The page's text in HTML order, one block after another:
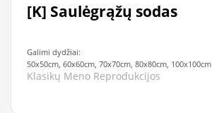
[K] Saulėgrąžų sodas
Galimi dydžiai:
50x50cm, 60x60cm, 70x70cm, 80x80cm, 100x100cm
Klasikų Meno Reprodukcijos